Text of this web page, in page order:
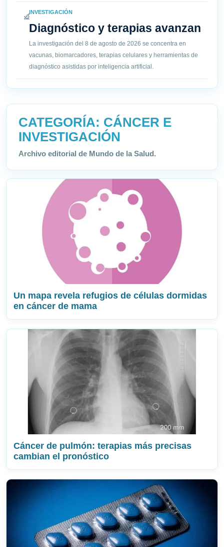
INVESTIGACIÓN
Diagnóstico y terapias avanzan
La investigación del 8 de agosto de 2026 se concentra en
vacunas, biomarcadores, terapias celulares y herramientas de
diagnóstico asistidas por inteligencia artificial.
CATEGORÍA: CÁNCER E
INVESTIGACIÓN
Archivo editorial de Mundo de la Salud.
Un mapa revela refugios de células dormidas
en cáncer de mama
Cáncer de pulmón: terapias más precisas
cambian el pronóstico